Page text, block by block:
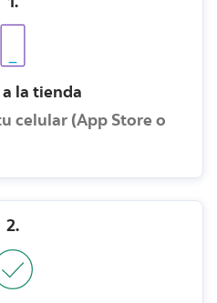
1.
a la tienda
celular (App Store o
2.